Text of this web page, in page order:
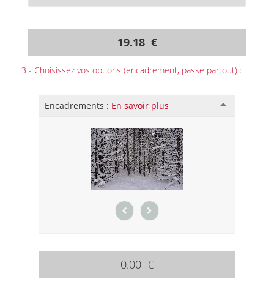
19.18 €
3 - Choisissez vos options (encadrement, passe partout) :
Encadrements : En savoir plus
0.00 €